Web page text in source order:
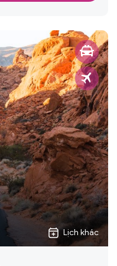
minh theo câu
nhỏ, đây cũng là điểm
sử bằng trải nghiệm
du khách bất ngờ vì
Những đại lộ rộng,
gian tưởng niệm tạo
York ồn ào. Đây là nơi
“chính danh” qua các
quan bên ngoài theo
Lịch khác